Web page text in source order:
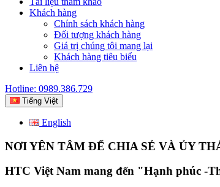
Khách hàng
Chính sách khách hàng
Đối tượng khách hàng
Giá trị chúng tôi mang lại
Khách hàng tiêu biểu
Liên hệ
Hotline: 0989.386.729
Tiếng Việt
English
NƠI YÊN TÂM ĐỂ CHIA SẺ VÀ ỦY
HTC Việt Nam mang đến "Hạnh phúc -